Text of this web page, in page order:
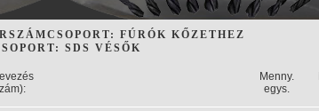
FÚRÓK KŐZETHEZ
SDS VÉSŐK
Menny.
egys.